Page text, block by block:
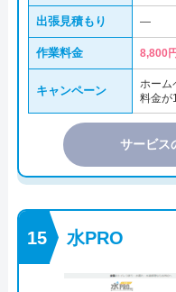
出張見積もり ―
作業料金 8,800
キャンペーン
ホーム
料金が
サービス
水PRO